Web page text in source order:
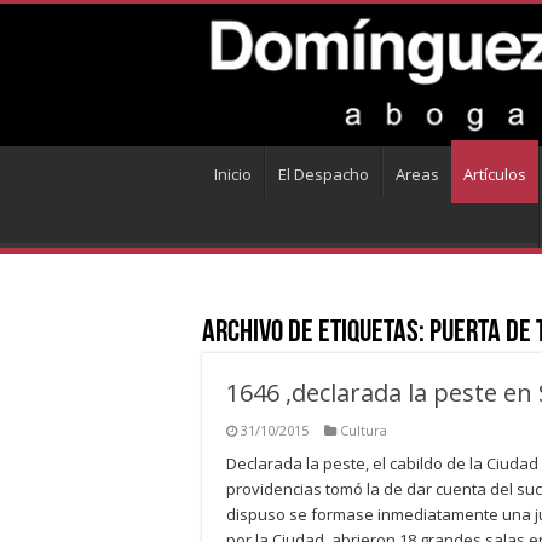
Inicio El Despacho Areas Artículos
Archivo de Etiquetas: puerta
1646 ,declarada la peste en
31/10/2015 Cultura
Declarada la peste, el cabildo de la
providencias tomó la de dar cuenta del
dispuso se formase inmediatamente una